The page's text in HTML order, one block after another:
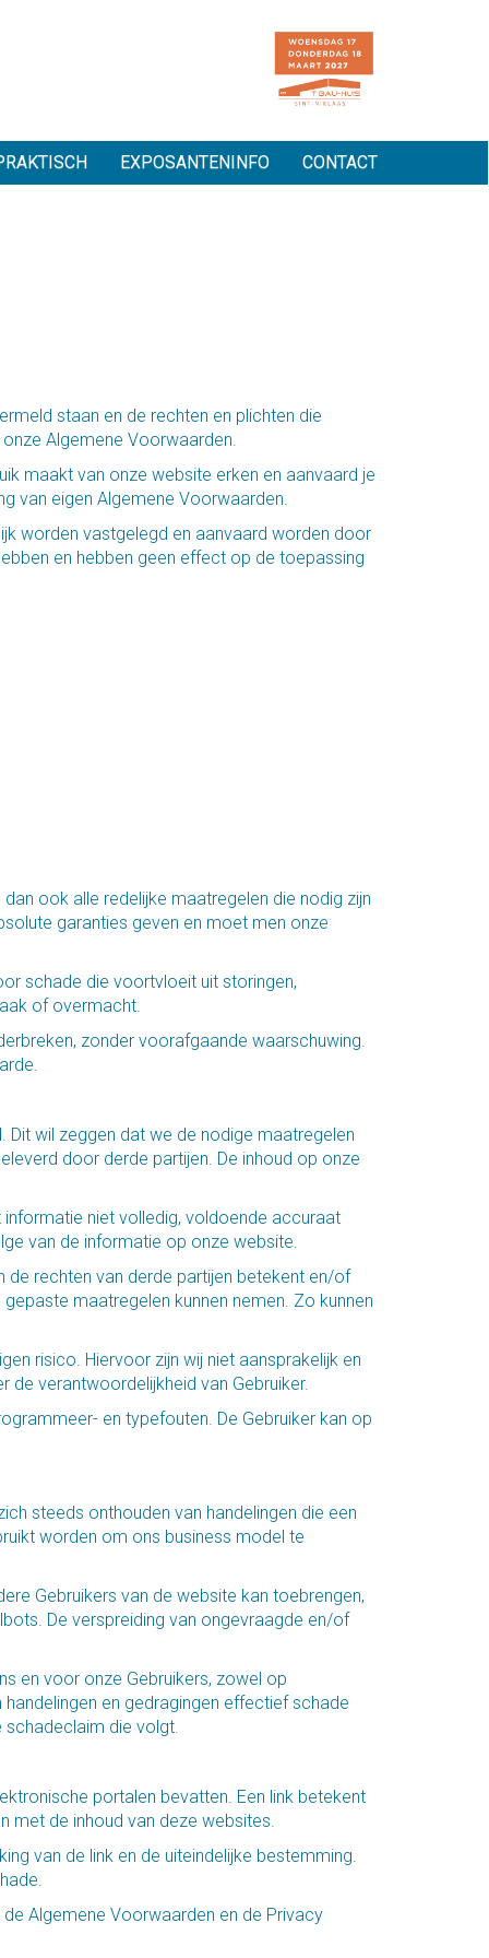
EXPOSANTENINFO CONTACT
staan en de rechten en plichten die
Algemene Voorwaarden.
maakt van onze website erken en aanvaard je
van eigen Algemene Voorwaarden.
worden vastgelegd en aanvaard worden door
en hebben geen effect op de toepassing
ook alle redelijke maatregelen die nodig zijn
garanties geven en moet men onze
schade die voortvloeit uit storingen,
of overmacht.
zonder voorafgaande waarschuwing.
wil zeggen dat we de nodige maatregelen
door derde partijen. De inhoud op onze
niet volledig, voldoende accuraat
van de informatie op onze website.
de rechten van derde partijen betekent en/of
maatregelen kunnen nemen. Zo kunnen
risico. Hiervoor zijn wij niet aansprakelijk en
verantwoordelijkheid van Gebruiker.
en typefouten. De Gebruiker kan op
steeds onthouden van handelingen die een
worden om ons business model te
Gebruikers van de website kan toebrengen,
De verspreiding van ongevraagde en/of
en voor onze Gebruikers, zowel op
en gedragingen effectief schade
schadeclaim die volgt.
portalen bevatten. Een link betekent
met de inhoud van deze websites.
van de link en de uiteindelijke bestemming.
Algemene Voorwaarden en de Privacy